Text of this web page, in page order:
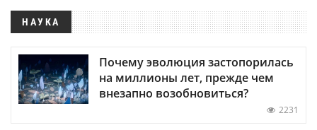
НАУКА
Почему эволюция застопорилась
на миллионы лет, прежде чем
внезапно возобновиться?
2231